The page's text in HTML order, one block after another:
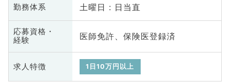
勤務体系 土曜日 : 日当直
応募資格・
経験
医師免許、保険医登録済
求人特徴 1日10万円以上